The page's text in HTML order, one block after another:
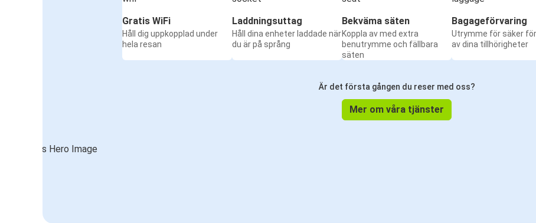
Gratis WiFi
Håll dig uppkopplad under
hela resan
Laddningsuttag
Håll dina enheter laddade när
du är på språng
Bekväma säten
Koppla av med extra
benutrymme och fällbara
säten
Bagageförvaring
Utrymme för säker
av dina tillhörigheter
Är det första gången du reser med oss?
Mer om våra tjänster